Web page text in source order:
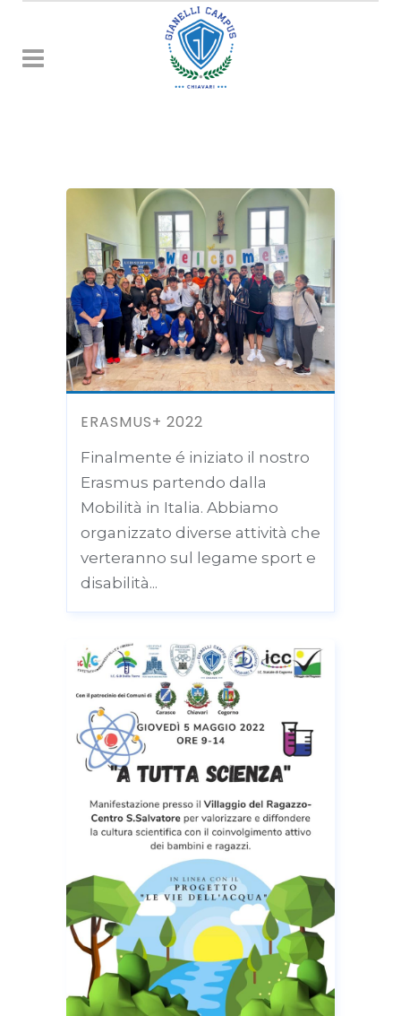
ERASMUS+ 2022
Finalmente é iniziato il nostro
Erasmus partendo dalla
Mobilità in Italia. Abbiamo
organizzato diverse attività che
verteranno sul legame sport e
disabilità...